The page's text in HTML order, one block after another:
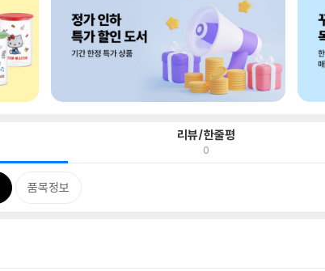
리뷰/한줄평
0
품목정보